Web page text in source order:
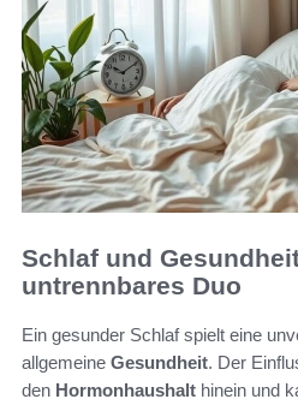
Schlaf und
untrennbares Duo
Ein gesunder Schlaf spielt eine
allgemeine Gesundheit. Der
den Hormonhaushalt hinein und